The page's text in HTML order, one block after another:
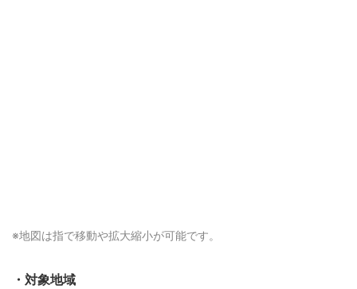
※地図は指で移動や拡大縮小が可能です。
対象地域